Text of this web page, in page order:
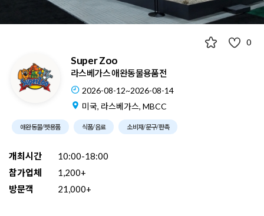
0
Super Zoo
라스베가스 애완동물용품전
2026-08-12~2026-08-14
미국, 라스베가스, MBCC
애완동물/펫용품 식품/음료 소비재/문구/판촉
개최시간
10:00-18:00
참가업체
1,200+
방문객
21,000+